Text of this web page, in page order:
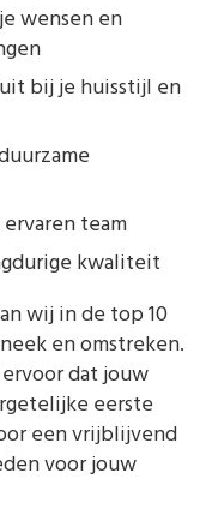
wensen en
bij je huisstijl en
team
kwaliteit
wij in de top 10
en omstreken.
dat jouw
eerste
een vrijblijvend
voor jouw